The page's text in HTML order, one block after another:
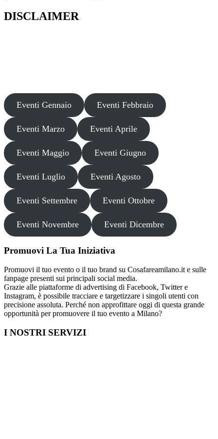
for:
DISCLAIMER
Eventi Gennaio Eventi Febbraio
Eventi Marzo Eventi Aprile
Eventi Maggio Eventi Giugno
Eventi Luglio Eventi Agosto
Eventi Settembre Eventi Ottobre
Eventi Novembre Eventi Dicembre
Promuovi La Tua Iniziativa
Promuovi il tuo evento o il tuo brand su Cosafareamilano.it e sulle
fanpage presenti sui principali social media.
Grazie alle piattaforme di advertising di Facebook, Twitter e
Instagram, è possibile tracciare e targetizzare i singoli utenti con
precisione assoluta. Perché non approfittare oggi di questa grande
opportunità per promuovere il tuo evento a Milano?
I NOSTRI SERVIZI